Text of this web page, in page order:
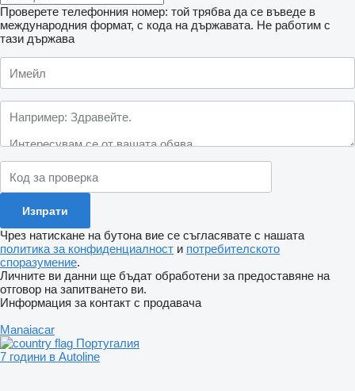
Проверете телефонния номер: той трябва да се въведе в
международния формат, с кода на държавата. Не работим с
тази държава
Чрез натискане на бутона вие се съгласявате с нашата
политика за конфиденциалност и потребителското
споразумение.
Личните ви данни ще бъдат обработени за предоставяне на
отговор на запитването ви.
Информация за контакт с продавача
Manaiacar
Португалия
7 години в Autoline